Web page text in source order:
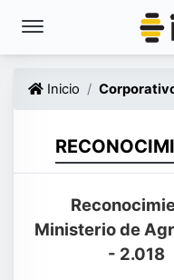
Inicio
Ministerio de
- 2.018